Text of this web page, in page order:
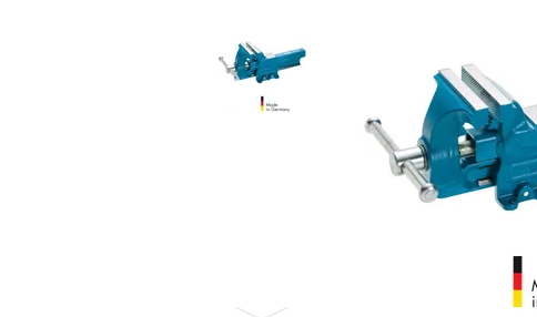
Електромобілі